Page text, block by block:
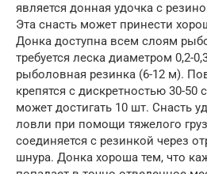
является донная удочка с
Эта снасть может принести
Донка доступна всем слоям
требуется леска диаметром 0,2-
рыболовная резинка (6-12 м).
крепятся с дискретностью 30-50
может достигать 10 шт. Снасть
ловли при помощи тяжелого
соединяется с резинкой через
шнура. Донка хороша тем, что